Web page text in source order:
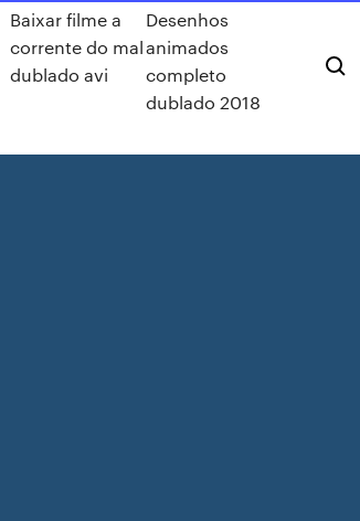
Baixar filme a
corrente do mal
dublado avi
Desenhos
animados
completo
dublado 2018